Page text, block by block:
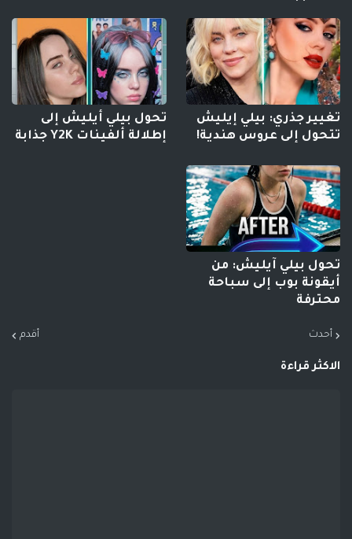
تغيير جذري: بيلي إيليش
تتحول إلى عروس هندية!
تحول بيلي أيليش إلى
إطلالة ألفينات Y2K جذابة
تحول بيلي آيليش: من
أيقونة بوب إلى سباحة
محترفة
أحدث أقدم
الاكثر قراءة